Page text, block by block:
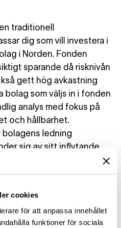
cookies
för att anpassa innehållet
funktioner för sociala
traditionell
dig som vill investera i
i Norden. Fonden
sparande då risknivån
gett hög avkastning
bolag som väljs in i fonden
analys med fokus på
och hållbarhet.
ledning
sig av sitt inflytande
bästa möjliga
avkastning.